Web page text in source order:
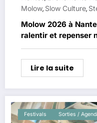
Molow, Slow Culture,
Molow 2026 à
ralentir et repenser
ensemble à
Lire la suite
Festivals Sorties /